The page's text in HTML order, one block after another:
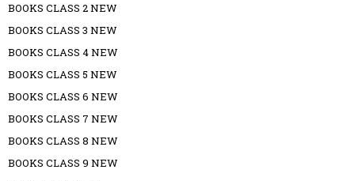
BOOKS CLASS 2 NEW
BOOKS CLASS 3 NEW
BOOKS CLASS 4 NEW
BOOKS CLASS 5 NEW
BOOKS CLASS 6 NEW
BOOKS CLASS 7 NEW
BOOKS CLASS 8 NEW
BOOKS CLASS 9 NEW